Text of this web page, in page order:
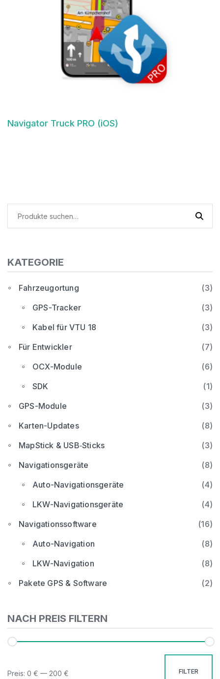
Navigator Truck PRO (iOS)
KATEGORIE
Fahrzeugortung
(3)
GPS-Tracker
(3)
Kabel für VTU 18
(3)
Für Entwickler
(7)
OCX-Module
(6)
SDK
(1)
GPS-Module
(3)
Karten-Updates
(8)
MapStick & USB‑Sticks
(3)
Navigationsgeräte
(8)
Auto-Navigationsgeräte
(4)
LKW-Navigationsgeräte
(4)
Navigationssoftware
(16)
Auto-Navigation
(8)
LKW-Navigation
(8)
Pakete GPS & Software
(2)
NACH PREIS FILTERN
FILTER
Preis: 0 € — 200 €